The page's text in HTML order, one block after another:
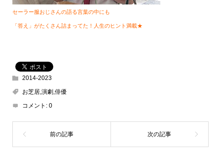
セーラー服おじさんの語る言葉の中にも
「答え」がたくさん詰まってた！人生のヒント満載★
2014-2023
お芝居,演劇,俳優
コメント: 0